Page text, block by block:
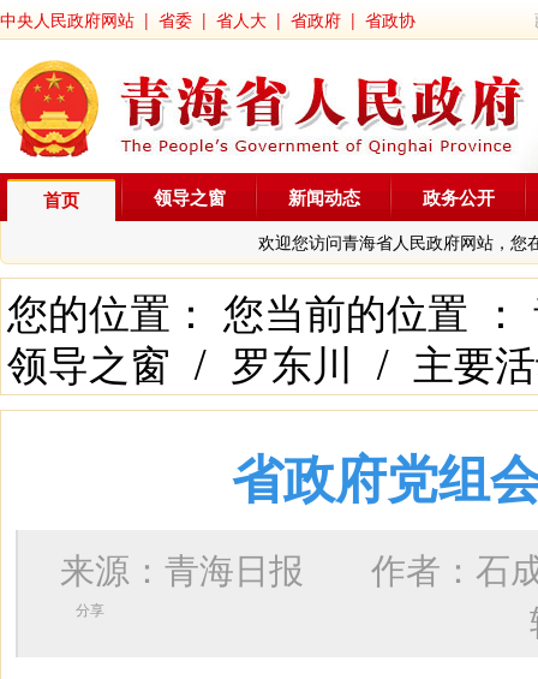
中央人民政府网站 | 省委 | 省人大 | 省政府 | 省政协
首页
欢迎您访问青海省人民政府网站，您
领导之窗 新闻动态 政务公开
您的位置： 您当前的位置 ：
领导之窗 / 罗东川 / 主要
省政府党组
来源：青海日报 作者：石
分享